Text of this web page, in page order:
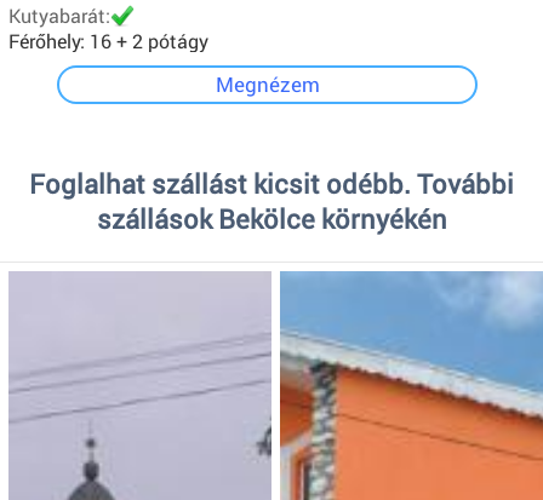
Kutyabarát:
Férőhely: 16 + 2 pótágy
Megnézem
Foglalhat szállást kicsit odébb. További
szállások Bekölce környékén